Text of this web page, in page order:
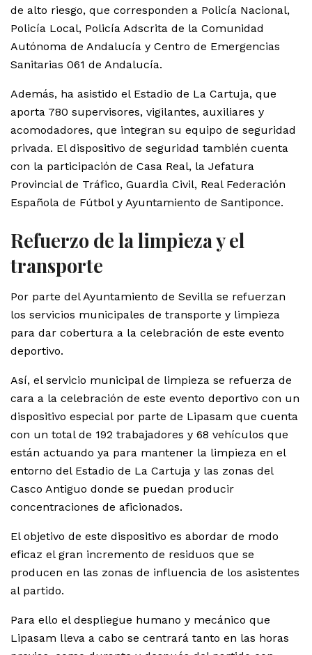
de alto riesgo, que corresponden a Policía Nacional,
Policía Local, Policía Adscrita de la Comunidad
Autónoma de Andalucía y Centro de Emergencias
Sanitarias 061 de Andalucía.
Además, ha asistido el Estadio de La Cartuja, que
aporta 780 supervisores, vigilantes, auxiliares y
acomodadores, que integran su equipo de seguridad
privada. El dispositivo de seguridad también cuenta
con la participación de Casa Real, la Jefatura
Provincial de Tráfico, Guardia Civil, Real Federación
Española de Fútbol y Ayuntamiento de Santiponce.
Refuerzo de la limpieza y el
transporte
Por parte del Ayuntamiento de Sevilla se refuerzan
los servicios municipales de transporte y limpieza
para dar cobertura a la celebración de este evento
deportivo.
Así, el servicio municipal de limpieza se refuerza de
cara a la celebración de este evento deportivo con un
dispositivo especial por parte de Lipasam que cuenta
con un total de 192 trabajadores y 68 vehículos que
están actuando ya para mantener la limpieza en el
entorno del Estadio de La Cartuja y las zonas del
Casco Antiguo donde se puedan producir
concentraciones de aficionados.
El objetivo de este dispositivo es abordar de modo
eficaz el gran incremento de residuos que se
producen en las zonas de influencia de los asistentes
al partido.
Para ello el despliegue humano y mecánico que
Lipasam lleva a cabo se centrará tanto en las horas